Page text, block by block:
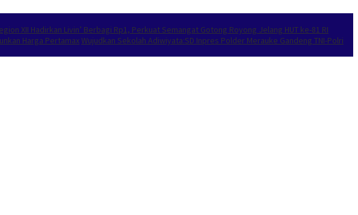
XII Hadirkan Livin’ Berbagi Rp1, Perkuat Semangat Gotong Royong Jelang HUT ke-81 RI
Harga PertamaxWujudkan Sekolah Adiwiyata:SD Inpres Polder Merauke Gandeng TNI-Polri